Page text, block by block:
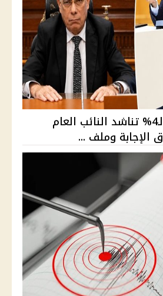
أسرة ريم طالبة الـ4% تناشد النائب العام
الإجابة وملف ...